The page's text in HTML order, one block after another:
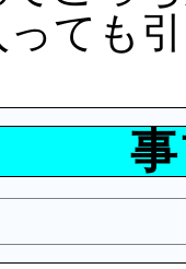
ても